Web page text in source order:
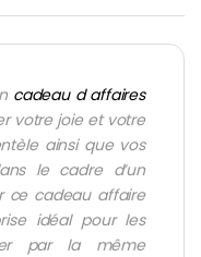
cadeau d affaires
votre joie et votre
ainsi que vos
le cadre d’un
ce cadeau affaire
idéal pour les
par la même